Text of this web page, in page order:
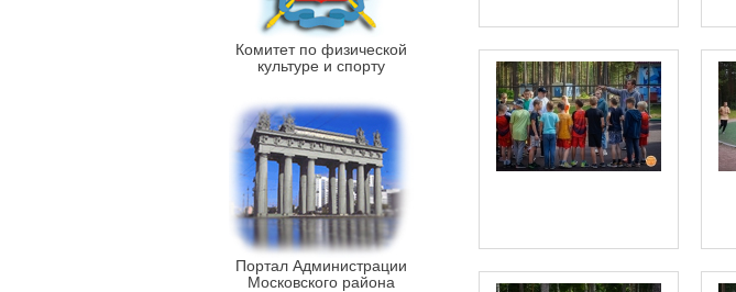
Комитет по физической
культуре и спорту
Портал Администрации
Московского района